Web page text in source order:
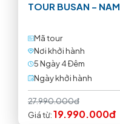
TOUR BUSAN –
Mã tour
Nơi khởi hành
5 Ngày 4 Ðêm
Ngày khởi hành
27.990.000đ
Giá từ:19.990.000đ